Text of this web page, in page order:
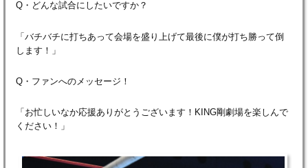
Q・どんな試合にしたいですか？
「バチバチに打ちあって会場を盛り上げて最後に僕が打ち勝って倒
します！」
Q・ファンへのメッセージ！
「お忙しいなか応援ありがとうございます！KING剛劇場を楽しんで
ください！」